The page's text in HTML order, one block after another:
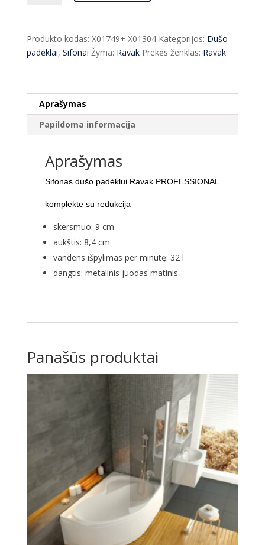
padėklui
Ravak
PROFESSIONAL
Produkto kodas: X01749+ X01304 Kategorijos: Dušo
padėklai, Sifonai Žyma: Ravak Prekės ženklas: Ravak
Aprašymas
Papildoma informacija
Aprašymas
Sifonas dušo padėklui Ravak PROFESSIONAL
komplekte su redukcija
skersmuo: 9 cm
aukštis: 8,4 cm
vandens išpylimas per minutę: 32 l
dangtis: metalinis juodas matinis
Panašūs produktai